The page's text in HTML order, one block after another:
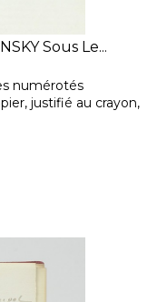
Sous Le...
numérotés
justifié au crayon,